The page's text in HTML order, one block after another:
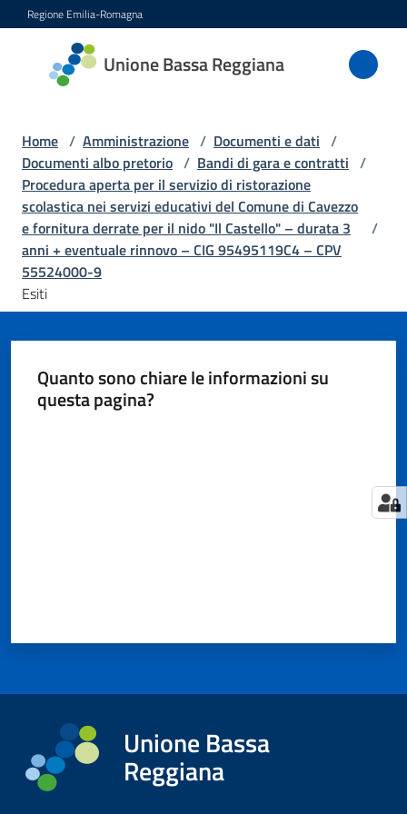
Vai al contenuto
Vai alla navigazione
Vai al footer
Regione Emilia-Romagna
Unione Bassa Reggiana
Unione
Bassa
Amministrazione
Menu selezionato
Novità
Servizi
Vivere
Home / Amministrazione / Documenti e dati /
Documenti albo pretorio / Bandi di gara e contratti /
Procedura aperta per il servizio di ristorazione
scolastica nei servizi educativi del Comune di Cavezzo
e fornitura derrate per il nido "Il Castello" – durata 3
anni + eventuale rinnovo – CIG 95495119C4 – CPV
55524000-9
/
Esiti
Quanto sono chiare le informazioni su
questa pagina?
Unione Bassa
Reggiana